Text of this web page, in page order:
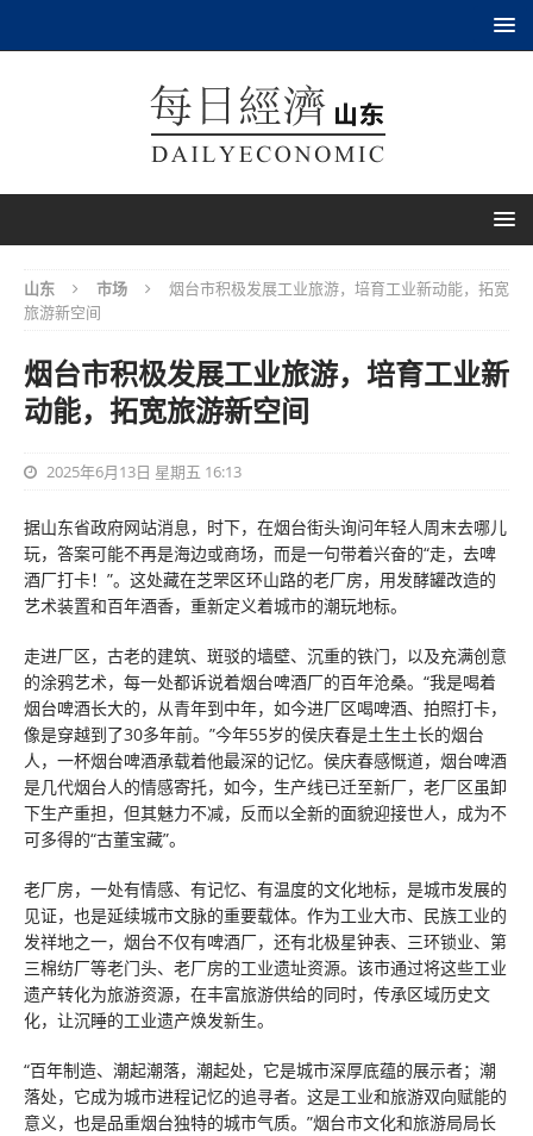
山东 市场
烟台市积极发展工业旅游，培育工业新动能，拓宽
旅游新空间
烟台市积极发展工业旅游，培育工业新
动能，拓宽旅游新空间
2025年6月13日 星期五 16:13
据山东省政府网站消息，时下，在烟台街头询问年轻人周末去哪儿
玩，答案可能不再是海边或商场，而是一句带着兴奋的“走，去啤
酒厂打卡！”。这处藏在芝罘区环山路的老厂房，用发酵罐改造的
艺术装置和百年酒香，重新定义着城市的潮玩地标。
走进厂区，古老的建筑、斑驳的墙壁、沉重的铁门，以及充满创意
的涂鸦艺术，每一处都诉说着烟台啤酒厂的百年沧桑。“我是喝着
烟台啤酒长大的，从青年到中年，如今进厂区喝啤酒、拍照打卡，
像是穿越到了30多年前。”今年55岁的侯庆春是土生土长的烟台
人，一杯烟台啤酒承载着他最深的记忆。侯庆春感慨道，烟台啤酒
是几代烟台人的情感寄托，如今，生产线已迁至新厂，老厂区虽卸
下生产重担，但其魅力不减，反而以全新的面貌迎接世人，成为不
可多得的“古董宝藏”。
老厂房，一处有情感、有记忆、有温度的文化地标，是城市发展的
见证，也是延续城市文脉的重要载体。作为工业大市、民族工业的
发祥地之一，烟台不仅有啤酒厂，还有北极星钟表、三环锁业、第
三棉纺厂等老门头、老厂房的工业遗址资源。该市通过将这些工业
遗产转化为旅游资源，在丰富旅游供给的同时，传承区域历史文
化，让沉睡的工业遗产焕发新生。
“百年制造、潮起潮落，潮起处，它是城市深厚底蕴的展示者；潮
落处，它成为城市进程记忆的追寻者。这是工业和旅游双向赋能的
意义，也是品重烟台独特的城市气质。”烟台市文化和旅游局局长